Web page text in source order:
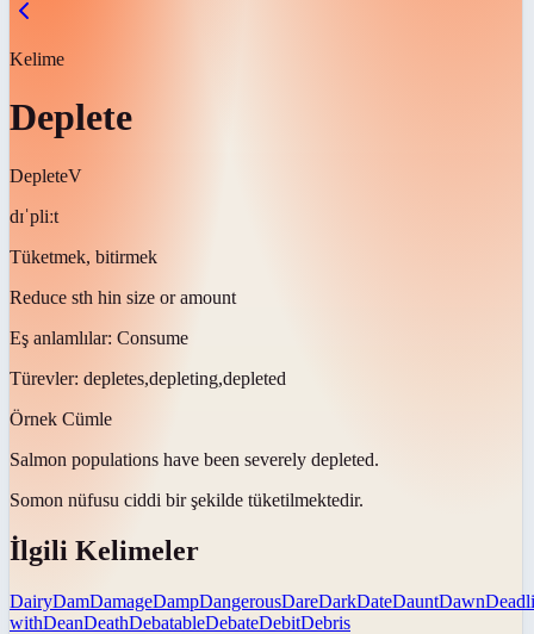
Kelime
Deplete
DepleteV
dɪˈpliːt
Tüketmek, bitirmek
Reduce sth hin size or amount
Eş anlamlılar: Consume
Türevler: depletes,depleting,depleted
Örnek Cümle
Salmon populations have been severely depleted.
Somon nüfusu ciddi bir şekilde tüketilmektedir.
İlgili Kelimeler
DairyDamDamageDampDangerousDareDarkDateDauntDawn
withDeanDeathDebatableDebateDebitDebris